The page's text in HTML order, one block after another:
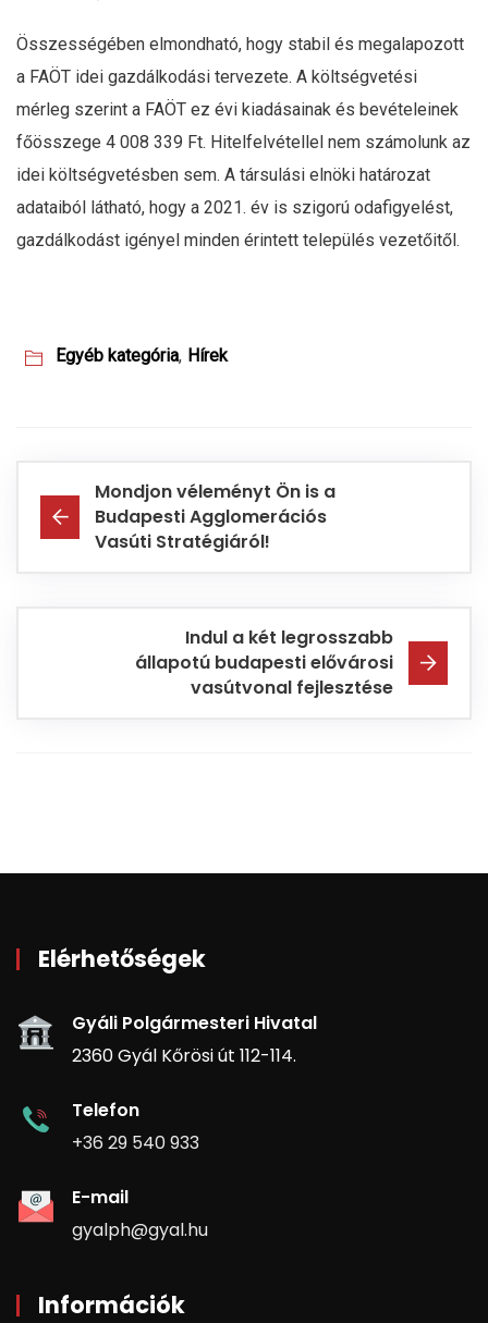
Összességében elmondható, hogy stabil és megalapozott
a FAÖT idei gazdálkodási tervezete. A költségvetési
mérleg szerint a FAÖT ez évi kiadásainak és bevételeinek
főösszege 4 008 339 Ft. Hitelfelvétellel nem számolunk az
idei költségvetésben sem. A társulási elnöki határozat
adataiból látható, hogy a 2021. év is szigorú odafigyelést,
gazdálkodást igényel minden érintett település vezetőitől.
Egyéb kategória, Hírek
Mondjon véleményt Ön is a
Budapesti Agglomerációs
Vasúti Stratégiáról!
Indul a két legrosszabb
állapotú budapesti elővárosi
vasútvonal fejlesztése
Elérhetőségek
Gyáli Polgármesteri Hivatal
2360 Gyál Kőrösi út 112-114.
Telefon
+36 29 540 933
E-mail
gyalph@gyal.hu
Információk